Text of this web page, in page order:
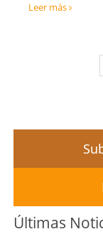
Leer más
Últimas